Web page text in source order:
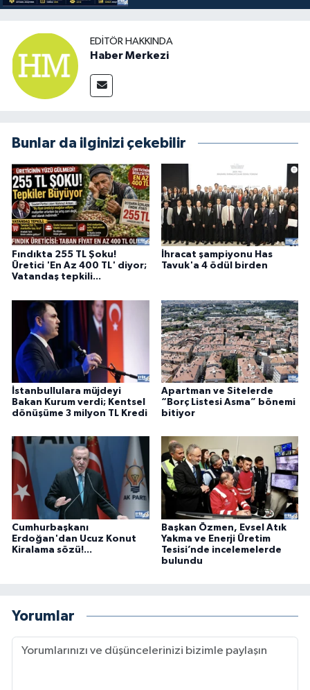
EDITÖR HAKKINDA
Haber Merkezi
Bunlar da ilginizi çekebilir
Fındıkta 255 TL Şoku!
Üretici 'En Az 400 TL' diyor;
Vatandaş tepkili...
İhracat şampiyonu Has
Tavuk'a 4 ödül birden
İstanbullulara müjdeyi
Bakan Kurum verdi; Kentsel
dönüşüme 3 milyon TL Kredi
Apartman ve Sitelerde
“Borç Listesi Asma” bönemi
bitiyor
Cumhurbaşkanı
Erdoğan'dan Ucuz Konut
Kiralama sözü!...
Başkan Özmen, Evsel Atık
Yakma ve Enerji Üretim
Tesisi’nde incelemelerde
bulundu
Yorumlar